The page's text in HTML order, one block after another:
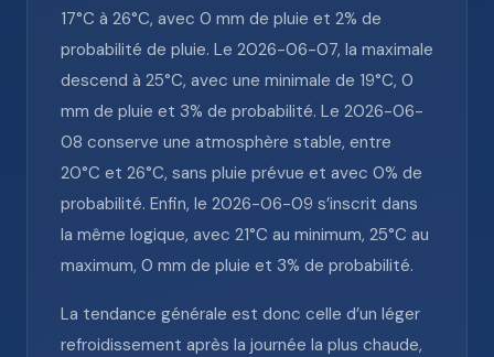
17°C à 26°C, avec 0 mm de pluie et 2% de
probabilité de pluie. Le 2026-06-07, la maximale
descend à 25°C, avec une minimale de 19°C, 0
mm de pluie et 3% de probabilité. Le 2026-06-
08 conserve une atmosphère stable, entre
20°C et 26°C, sans pluie prévue et avec 0% de
probabilité. Enfin, le 2026-06-09 s’inscrit dans
la même logique, avec 21°C au minimum, 25°C au
maximum, 0 mm de pluie et 3% de probabilité.
La tendance générale est donc celle d’un léger
refroidissement après la journée la plus chaude,